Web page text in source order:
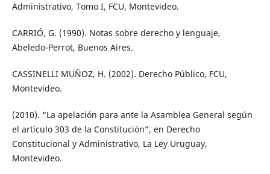
Administrativo, Tomo I, FCU, Montevideo.
CARRIÓ, G. (1990). Notas sobre derecho y lenguaje,
Abeledo-Perrot, Buenos Aires.
CASSINELLI MUÑOZ, H. (2002). Derecho Público, FCU,
Montevideo.
(2010). “La apelación para ante la Asamblea General según
el artículo 303 de la Constitución”, en Derecho
Constitucional y Administrativo, La Ley Uruguay,
Montevideo.